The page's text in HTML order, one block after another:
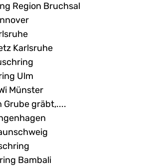
Region Bruchsal
Karlsruhe
Ulm
Münster
Grube gräbt,....
Bambali